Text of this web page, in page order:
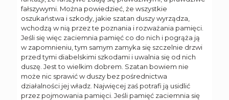
fałszywymi. Można powiedzieć, że wszystkie
oszukaństwa i szkody, jakie szatan duszy wyrządza,
wchodzą w nią przez te poznania i rozważania pamięci.
Jeśli się więc zaciemnia pamięć co do nich i pogrąża ją
w zapomnieniu, tym samym zamyka się szczelnie drzwi
przed tymi diabelskimi szkodami i uwalnia się od nich
duszę. Jest to wielkim dobrem. Szatan bowiem nie
może nic sprawić w duszy bez pośrednictwa
działalności jej władz. Najwięcej zaś potrafi ją usidlić
przez pojmowania pamięci. Jeśli pamięć zaciemnia się